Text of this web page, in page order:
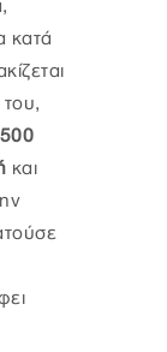
κατά
του,
500
και